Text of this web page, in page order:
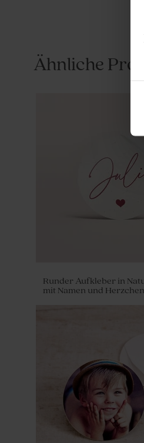
Gastgeschenktütchen in
Naturpapieroptik mit Foto
Ähnliche
Runder Aufkleber in
mit Namen und Herzchen